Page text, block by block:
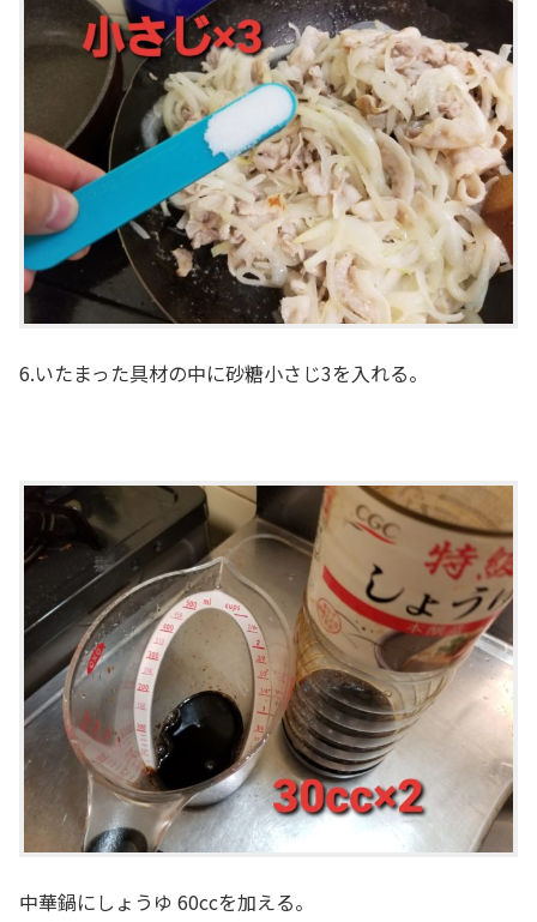
6.いたまった具材の中に砂糖小さじ3を入れる。
中華鍋にしょうゆ 60ccを加える。